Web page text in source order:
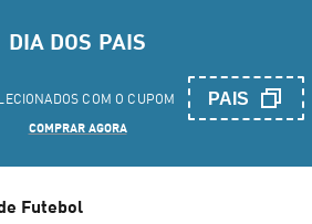
DIA DOS PAIS
COM O CUPOM PAIS
COMPRAR AGORA
Futebol